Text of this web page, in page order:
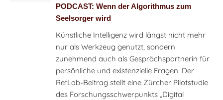
PODCAST: Wenn der Algorithmus zum
Seelsorger wird
Künstliche Intelligenz wird längst nicht mehr
nur als Werkzeug genutzt, sondern
zunehmend auch als Gesprächspartnerin für
persönliche und existenzielle Fragen. Der
RefLab-Beitrag stellt eine Zürcher Pilotstudie
des Forschungsschwerpunkts „Digital